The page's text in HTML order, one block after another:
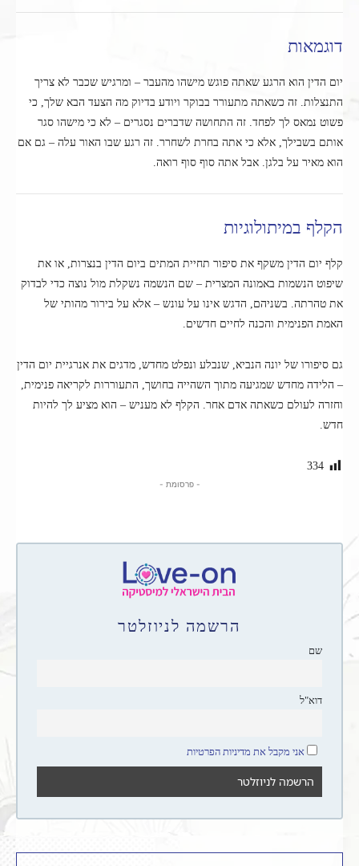
דוגמאות
יום הדין הוא הרגע שאתה פוגש מישהו מהעבר – ומרגיש שכבר לא צריך
התנצלות. זה כשאתה מתעורר בבוקר ויודע בדיוק מה הצעד הבא שלך, כי
פשוט נמאס לך לפחד. זה התחושה שדברים נסגרים – לא כי מישהו סגר
אותם בשבילך, אלא כי אתה בחרת לשחרר. זה רגע שבו האור עלה – גם אם
הוא מאיר על בלגן. אבל אתה סוף סוף רואה.
הקלף במיתולוגיות
קלף יום הדין משקף את סיפור תחיית המתים ביום הדין בנצרות, או את
שיפוט הנשמות באמונה המצרית – שם הנשמה נשקלת מול נוצה כדי לבדוק
את טהרתה. בשניהם, הדגש אינו על עונש – אלא על בירור מהותי של
האמת הפנימית והכנה לחיים חדשים.
גם סיפורו של יונה הנביא, שנבלע ונפלט מחדש, מדגים את אנרגיית יום הדין
– הלידה מחדש שמגיעה מתוך השהייה בחושך, התעוררות לקריאה פנימית,
וחזרה לעולם כשאתה אדם אחר. הקלף לא מעניש – הוא מציע לך להיות
חדש.
334
- פרסומת -
הרשמה לניוזלטר
שם
דוא"ל
אני מקבל את מדיניות הפרטיות